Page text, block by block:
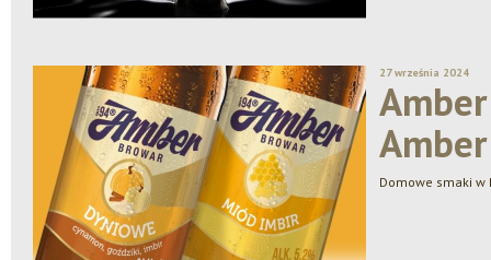
27 września 2024
Domowe smaki w